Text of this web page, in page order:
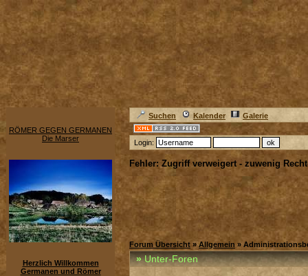
RÖMER GEGEN GERMANEN
Die Marser
Herzlich Willkommen
Germanen und Römer
Suchen Kalender Galerie
Login:
Fehler: Zugriff verweigert - zuwenig
Forum Übersicht »Allgemein »
»Unter-Foren